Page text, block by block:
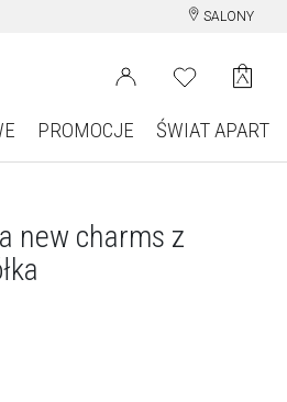
SALONY
PROMOCJE ŚWIAT APART
new charms z